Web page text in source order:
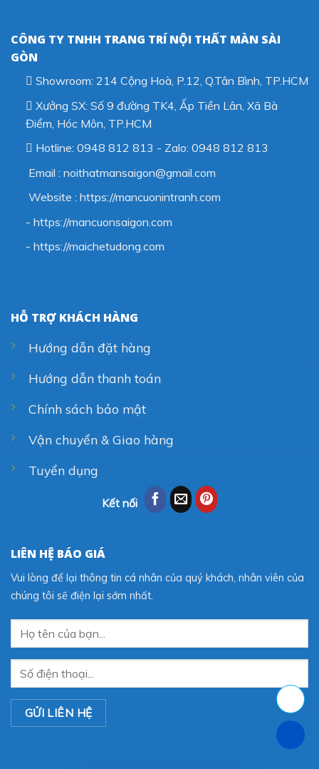
CÔNG TY TNHH TRANG TRÍ NỘI THẤT MÀN SÀI
GÒN
Showroom: 214 Cộng Hoà, P.12, Q.Tân Bình, TP.HCM
Xưởng SX: Số 9 đường TK4, Ấp Tiền Lân, Xã Bà
Điểm, Hóc Môn, TP.HCM
Hotline: 0948 812 813 - Zalo: 0948 812 813
Email : noithatmansaigon@gmail.com
Website : https://mancuonintranh.com
- https://mancuonsaigon.com
- https://maichetudong.com
HỖ TRỢ KHÁCH HÀNG
Hướng dẫn đặt hàng
Hướng dẫn thanh toán
Chính sách bảo mật
Vận chuyển & Giao hàng
Tuyển dụng
Kết nối
LIÊN HỆ BÁO GIÁ
Vui lòng để lại thông tin cá nhân của quý khách, nhân viên của
chúng tôi sẽ điện lại sớm nhất.